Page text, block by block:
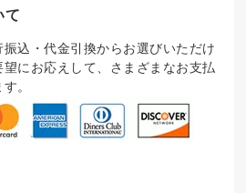
て
込・代金引換からお選びいただけ
にお応えして、さまざまなお支払
。